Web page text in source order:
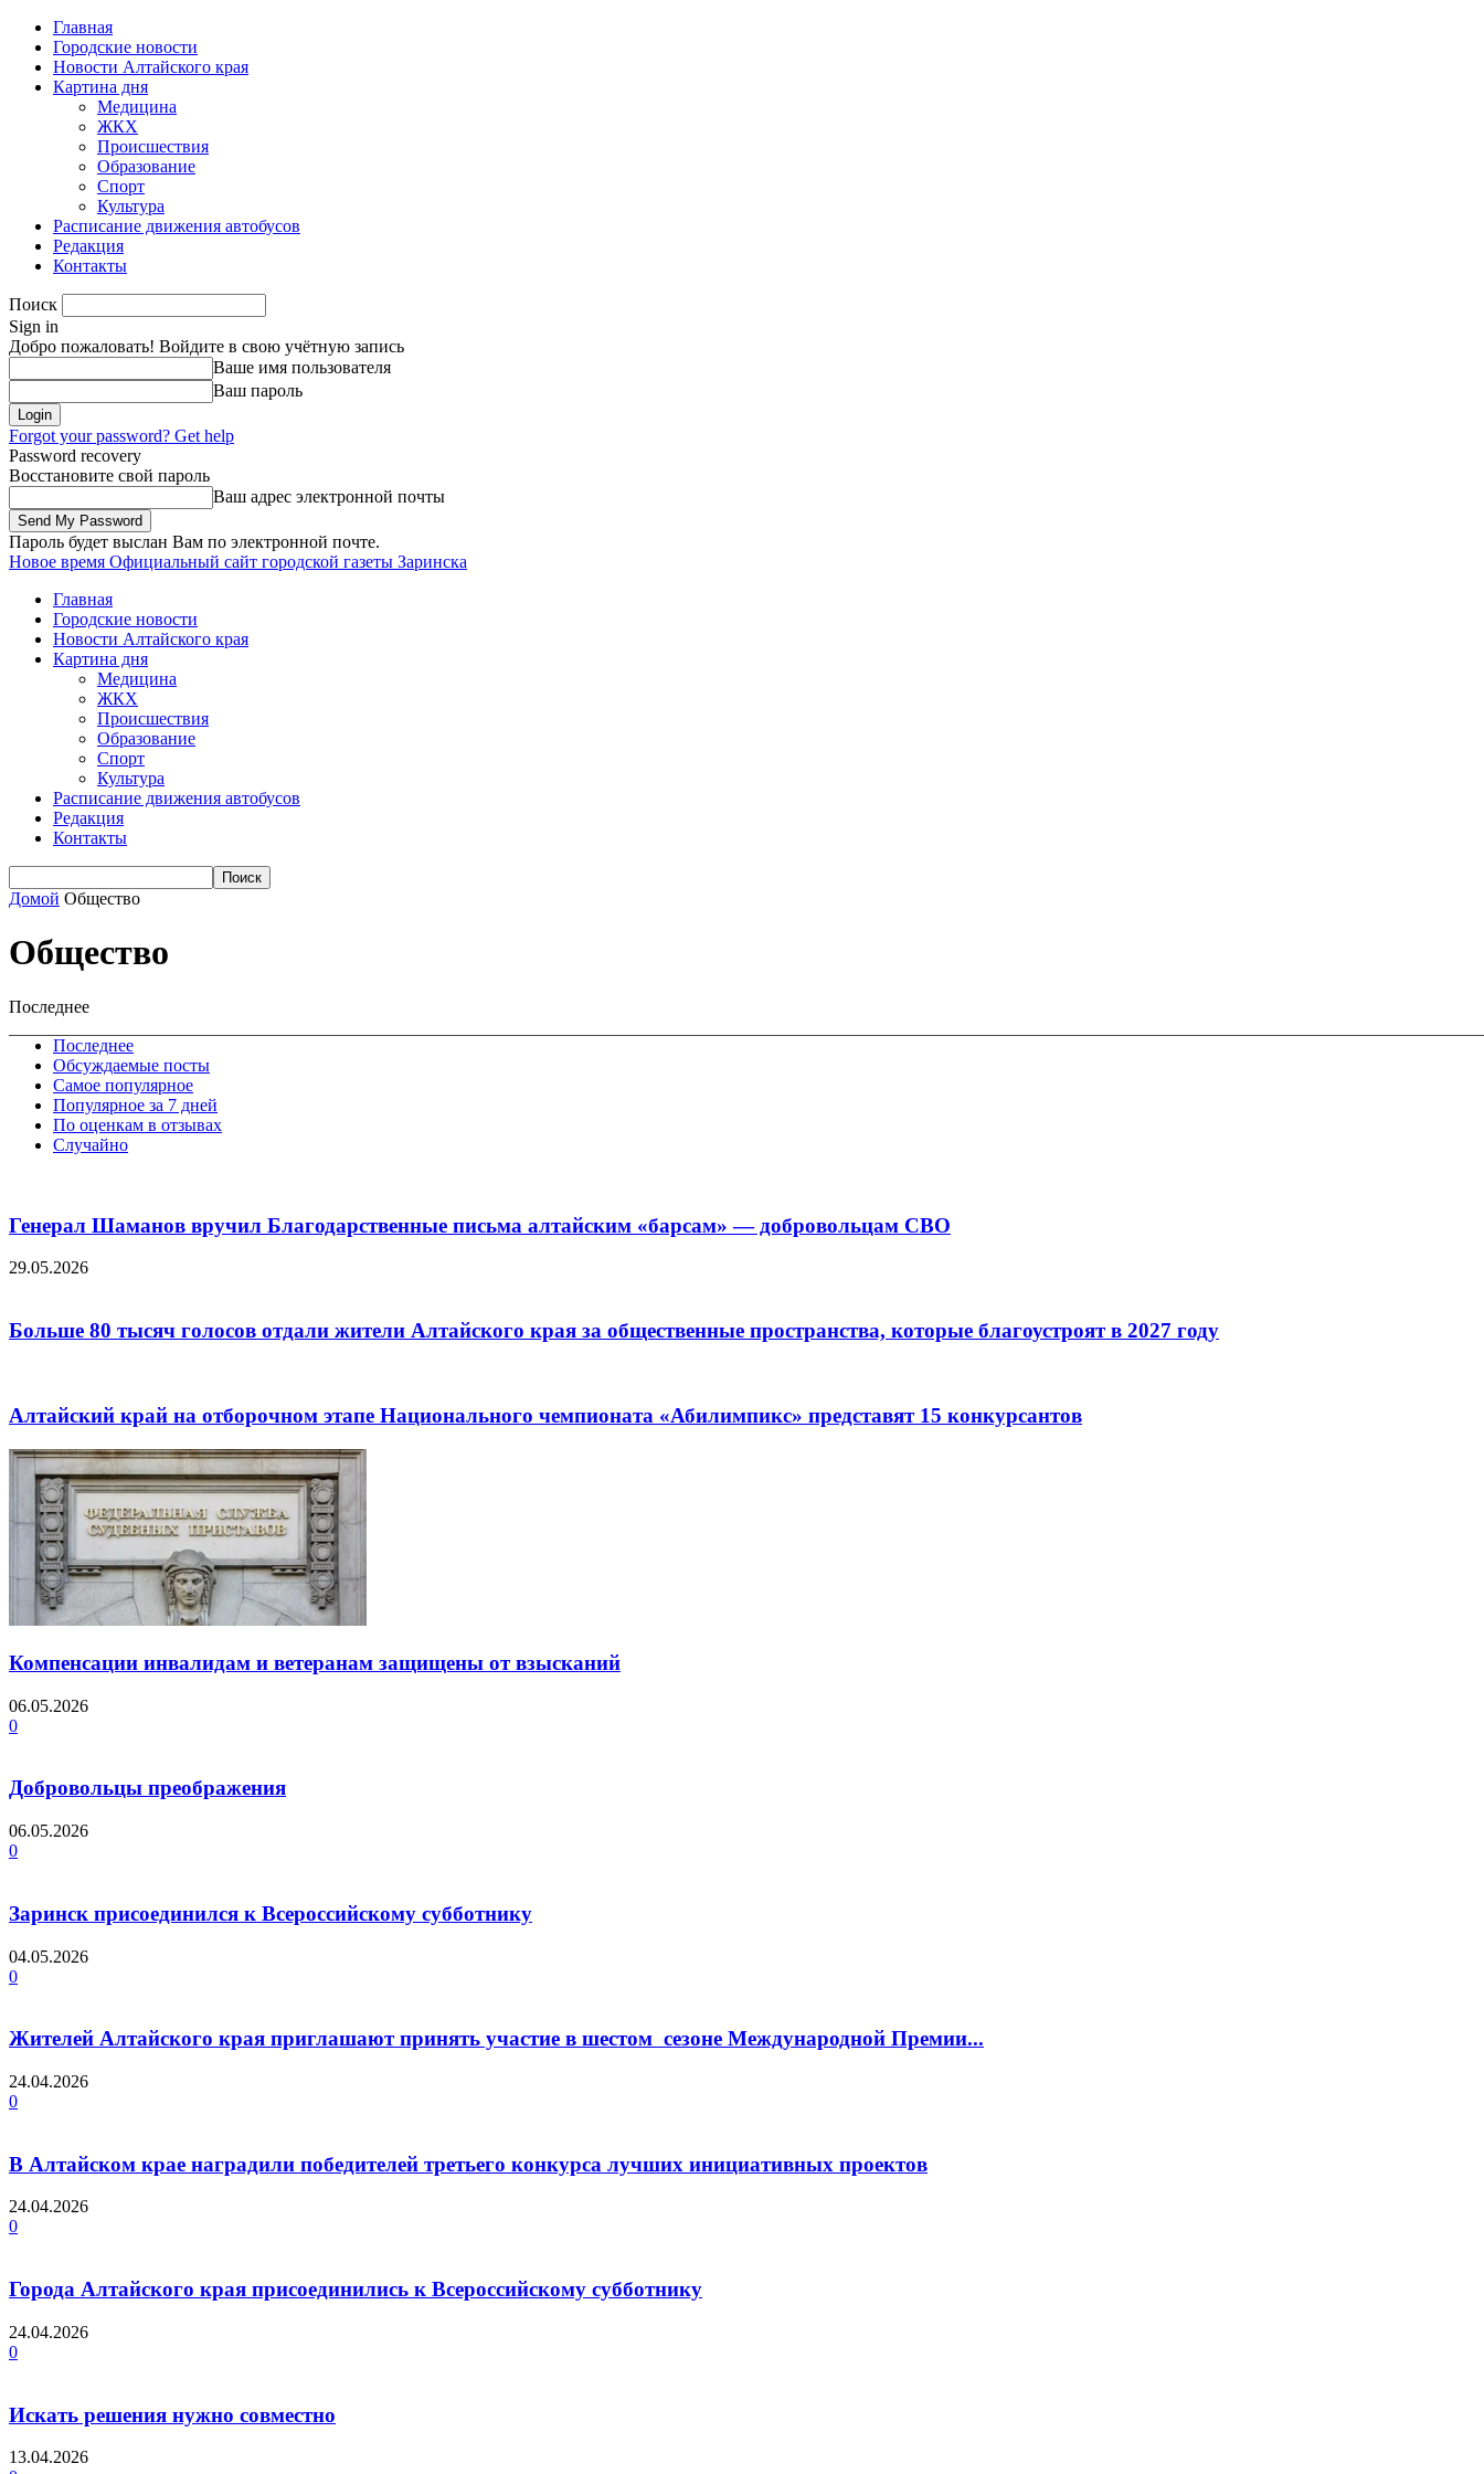
Главная
Городские новости
Новости Алтайского края
Картина дня
Медицина
ЖКХ
Происшествия
Образование
Спорт
Культура
Расписание движения автобусов
Редакция
Контакты
Поиск
Sign in
Добро пожаловать! Войдите в свою учётную запись
Ваше имя пользователя
Ваш пароль
Forgot your password? Get help
Password recovery
Восстановите свой пароль
Ваш адрес электронной почты
Пароль будет выслан Вам по электронной почте.
Новое время Официальный сайт городской газеты Заринска
Главная
Городские новости
Новости Алтайского края
Картина дня
Медицина
ЖКХ
Происшествия
Образование
Спорт
Культура
Расписание движения автобусов
Редакция
Контакты
Домой Общество
Общество
Последнее
Последнее
Обсуждаемые посты
Самое популярное
Популярное за 7 дней
По оценкам в отзывах
Случайно
Генерал Шаманов вручил Благодарственные письма алтайским «барсам» — добровольцам СВО
29.05.2026
Больше 80 тысяч голосов отдали жители Алтайского края за общественные пространства, которые благоустроят в 2027 году
Алтайский край на отборочном этапе Национального чемпионата «Абилимпикс» представят 15 конкурсантов
Компенсации инвалидам и ветеранам защищены от взысканий
06.05.2026
0
Добровольцы преображения
06.05.2026
0
Заринск присоединился к Всероссийскому субботнику
04.05.2026
0
Жителей Алтайского края приглашают принять участие в шестом сезоне Международной Премии...
24.04.2026
0
В Алтайском крае наградили победителей третьего конкурса лучших инициативных проектов
24.04.2026
0
Города Алтайского края присоединились к Всероссийскому субботнику
24.04.2026
0
Искать решения нужно совместно
13.04.2026